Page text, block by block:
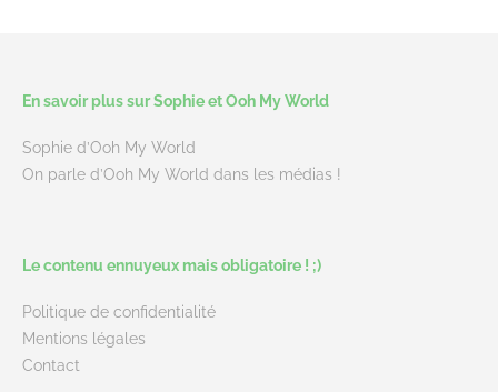
En savoir plus sur Sophie et Ooh My World
Sophie d’Ooh My World
On parle d’Ooh My World dans les médias !
Le contenu ennuyeux mais obligatoire ! ;)
Politique de confidentialité
Mentions légales
Contact